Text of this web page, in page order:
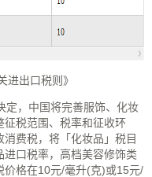
进出口税则》
定，中国将完善服饰、化妆
征税范围、税率和征收环
费税，将「化妆品」税目
口税率，高档美容修饰类
价格在10元/毫升(克)或15元/